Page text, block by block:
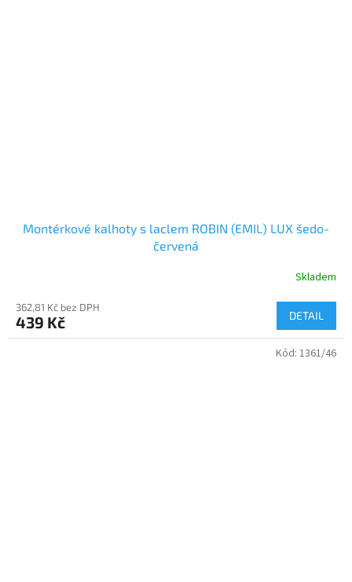
Montérkové kalhoty s laclem ROBIN (EMIL) LUX šedo-
červená
Skladem
362,81 Kč bez DPH
439 Kč DETAIL
Kód: 1361/46